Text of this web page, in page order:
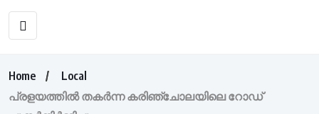
Home
Local
പ്രളയത്തില്‍ തകര്‍ന്ന കരിഞ്ചോലയിലെ റോഡ്